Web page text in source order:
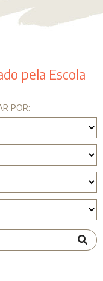
pela Escola
POR: